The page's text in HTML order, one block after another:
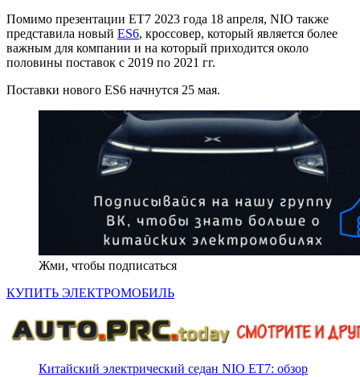
Помимо презентации ET7 2023 года 18 апреля, NIO также
представила новый ES6, кроссовер, который является более
важным для компании и на который приходится около
половины поставок с 2019 по 2021 гг.
Поставки нового ES6 начнутся 25 мая.
Жми, чтобы подписаться
КУПИТЬ ЭЛЕКТРОМОБИЛЬ
Китайский электрический седан NIO ET7: обзор